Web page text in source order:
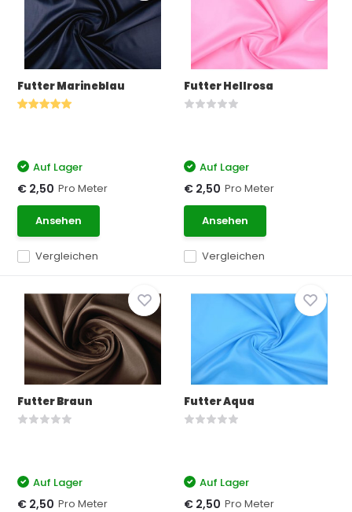
Futter Marineblau
Vergleichen
Auf Lager
€ 2,50 Pro Meter
Ansehen
Futter Hellrosa
Vergleichen
Auf Lager
€ 2,50 Pro Meter
Ansehen
Futter Braun
Auf Lager
€ 2,50 Pro Meter
Futter Aqua
Auf Lager
€ 2,50 Pro Meter